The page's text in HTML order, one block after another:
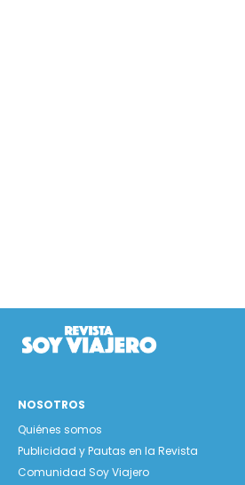
NOSOTROS
Quiénes somos
Publicidad y Pautas en la Revista
Comunidad Soy Viajero